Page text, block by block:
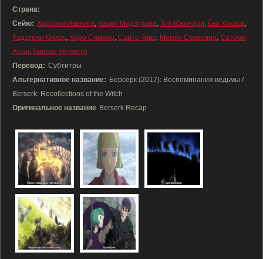
Страна:
Сейю: Хироаки Иванага, Каору Мидзухара, Тоа Юкинари, Ёко Хикаса,
Кадзуюки Окицу, Хиро Симоно, Саито Тива, Миюки Савасиро, Сатоми
Араи, Хироки Ясумото
Перевод: Субтитры
Альтернативное название: Берсерк (2017): Воспоминания ведьмы /
Berserk: Recollections of the Witch
Оригинальное название Berserk Recap